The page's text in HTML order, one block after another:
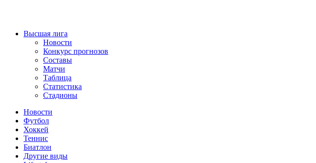
Высшая лига
Новости
Конкурс прогнозов
Составы
Матчи
Таблица
Статистика
Стадионы
Новости
Футбол
Хоккей
Теннис
Биатлон
Другие виды